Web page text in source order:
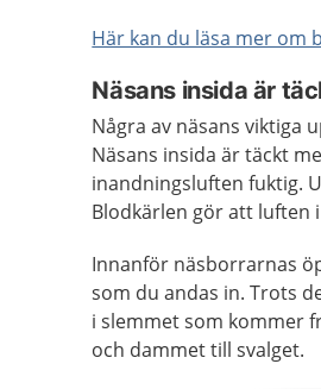
Här kan du läsa mer om
Näsans insida är
Några av näsans viktiga
Näsans insida är täckt
inandningsluften fuktig.
Blodkärlen gör att luften
Innanför näsborrarnas
som du andas in. Trots
i slemmet som kommer
och dammet till svalget.